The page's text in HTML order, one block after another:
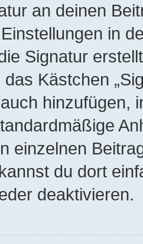
an deinen
in
Signatur
Kästchen
hinzufügen,
einzelnen
du dort
deaktivieren.